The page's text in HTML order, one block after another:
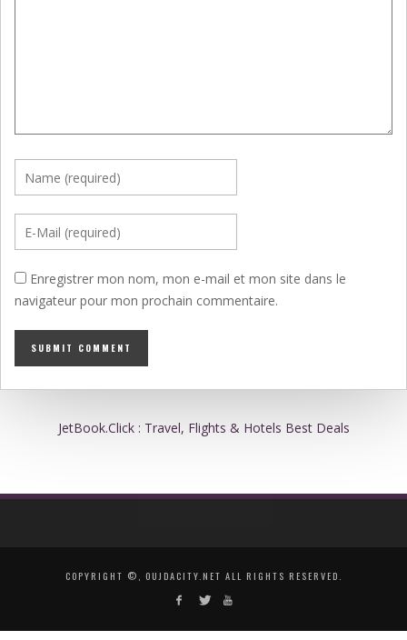
Enregistrer mon nom, mon e-mail et mon site dans le
navigateur pour mon prochain commentaire.
JetBook.Click : Travel, Flights & Hotels Best Deals
COPYRIGHT ©, OUJDACITY.NET ALL RIGHTS RESERVED.